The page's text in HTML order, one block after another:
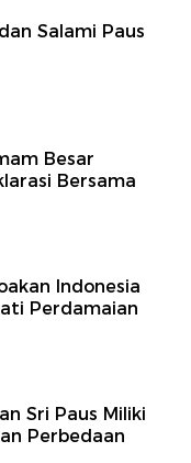
Salami Paus
Besar
Bersama
Indonesia
Perdamaian
Sri Paus Miliki
Perbedaan